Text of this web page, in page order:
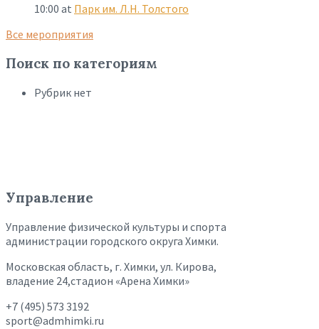
10:00 at Парк им. Л.Н. Толстого
Все мероприятия
Поиск по категориям
Рубрик нет
Управление
Управление физической культуры и спорта
администрации городского округа Химки.
Московская область, г. Химки, ул. Кирова,
владение 24,стадион «Арена Химки»
+7 (495) 573 3192
sport@admhimki.ru